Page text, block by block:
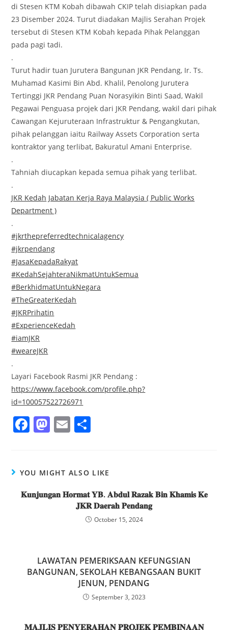
di Stesen KTM Kobah dibawah CKIP telah disiapkan pada
23 Disember 2024. Turut diadakan Majlis Serahan Projek
tersebut di Stesen KTM Kobah kepada Pihak Pelanggan
pada pagi tadi.
.
Turut hadir tuan Jurutera Bangunan JKR Pendang, Ir. Ts.
Muhamad Kasimi Bin Abd. Khalil, Penolong Jurutera
Tertinggi JKR Pendang Puan Norasyikin Binti Saad, Wakil
Pegawai Penguasa projek dari JKR Pendang, wakil dari pihak
Cawangan Kejuruteraan Infrastruktur & Pengangkutan,
pihak pelanggan iaitu Railway Assets Corporation serta
kontraktor yang terlibat, Bakuratul Amani Enterprise.
.
Tahniah diucapkan kepada semua pihak yang terlibat.
.
JKR Kedah Jabatan Kerja Raya Malaysia ( Public Works
Department )
.
#jkrthepreferredtechnicalagency
#jkrpendang
#JasaKepadaRakyat
#KedahSejahteraNikmatUntukSemua
#BerkhidmatUntukNegara
#TheGreaterKedah
#JKRPrihatin
#ExperienceKedah
#iamJKR
#weareJKR
.
Layari Facebook Rasmi JKR Pendang :
https://www.facebook.com/profile.php?
id=100057522726971
F
e
b
o
M
o
d
o
E
l e
YOU MIGHT ALSO LIKE
𝐊𝐮𝐧𝐣𝐮𝐧𝐠𝐚𝐧 𝐇𝐨𝐫𝐦𝐚𝐭 𝐘𝐁. 𝐀𝐛𝐝𝐮𝐥 𝐑𝐚𝐳𝐚𝐤 𝐁𝐢𝐧 𝐊𝐡𝐚𝐦𝐢𝐬 𝐊𝐞
𝐉𝐊𝐑 𝐃𝐚𝐞𝐫𝐚𝐡 𝐏𝐞𝐧𝐝𝐚𝐧𝐠
October 15, 2024
LAWATAN PEMERIKSAAN KEFUNGSIAN
BANGUNAN, SEKOLAH KEBANGSAAN BUKIT
JENUN, PENDANG
September 3, 2023
𝐌𝐀𝐉𝐋𝐈𝐒 𝐏𝐄𝐍𝐘𝐄𝐑𝐀𝐇𝐀𝐍 𝐏𝐑𝐎𝐉𝐄𝐊 𝐏𝐄𝐌𝐁𝐈𝐍𝐀𝐀𝐍